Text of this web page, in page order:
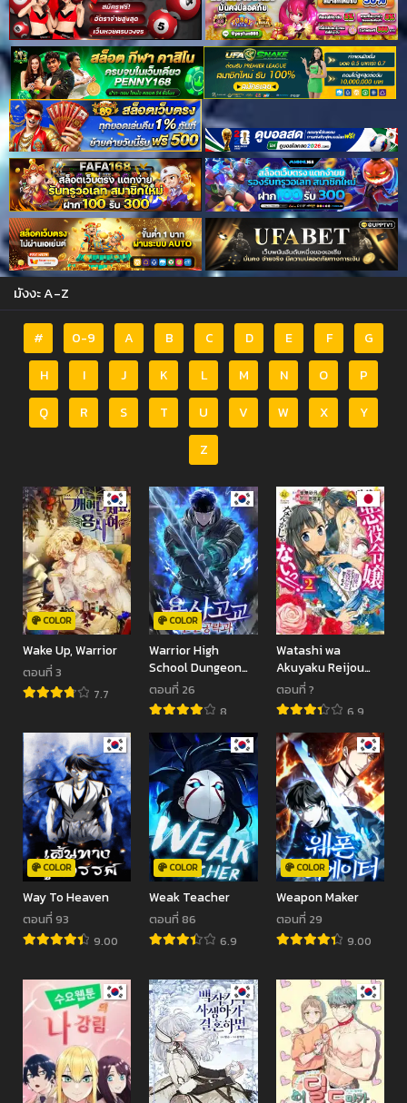
มังงะ A-Z
# 0-9 A B C D E F
G
H
I J K L M N O
P
Q
R S T U V W X
Y
Z
COLOR
Wake Up, Warrior
ตอนที่ 3
7.7
COLOR
Warrior High
School Dungeon
Raid Department
ตอนที่ 26
8
Watashi wa
Akuyaku Reijou
nanka ja nai!!: Yami
Tsukai dakara tte
Kanarazu shi mo
Akuyaku da to
Omouna yo
ตอนที่ ?
6.9
COLOR
Way To Heaven
ตอนที่ 93
9.00
COLOR
Weak Teacher
ตอนที่ 86
6.9
COLOR
Weapon Maker
ตอนที่ 29
9.00